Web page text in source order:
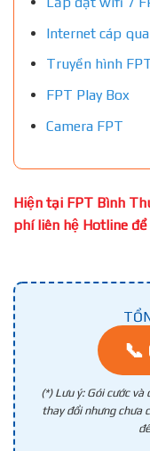
Internet cáp
Truyền hình
FPT Play Box
Camera FPT
Hiện tại FPT Bình
phí liên hệ Hotline
📞
(*) Lưu ý: Gói cước
thay đổi nhưng chưa